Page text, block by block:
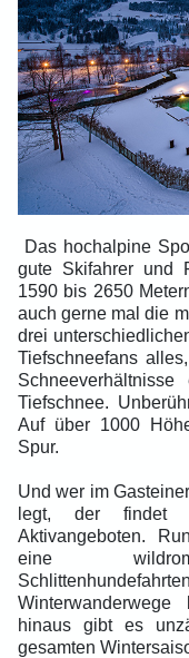
Das hochalpine
gute Skifahrer und
1590 bis 2650
auch gerne mal die
drei
Tiefschneefans
Tiefschnee.
Auf über 1000
Spur.
Und wer im
legt, der findet
Aktivangeboten.
eine
hinaus gibt es
gesamten